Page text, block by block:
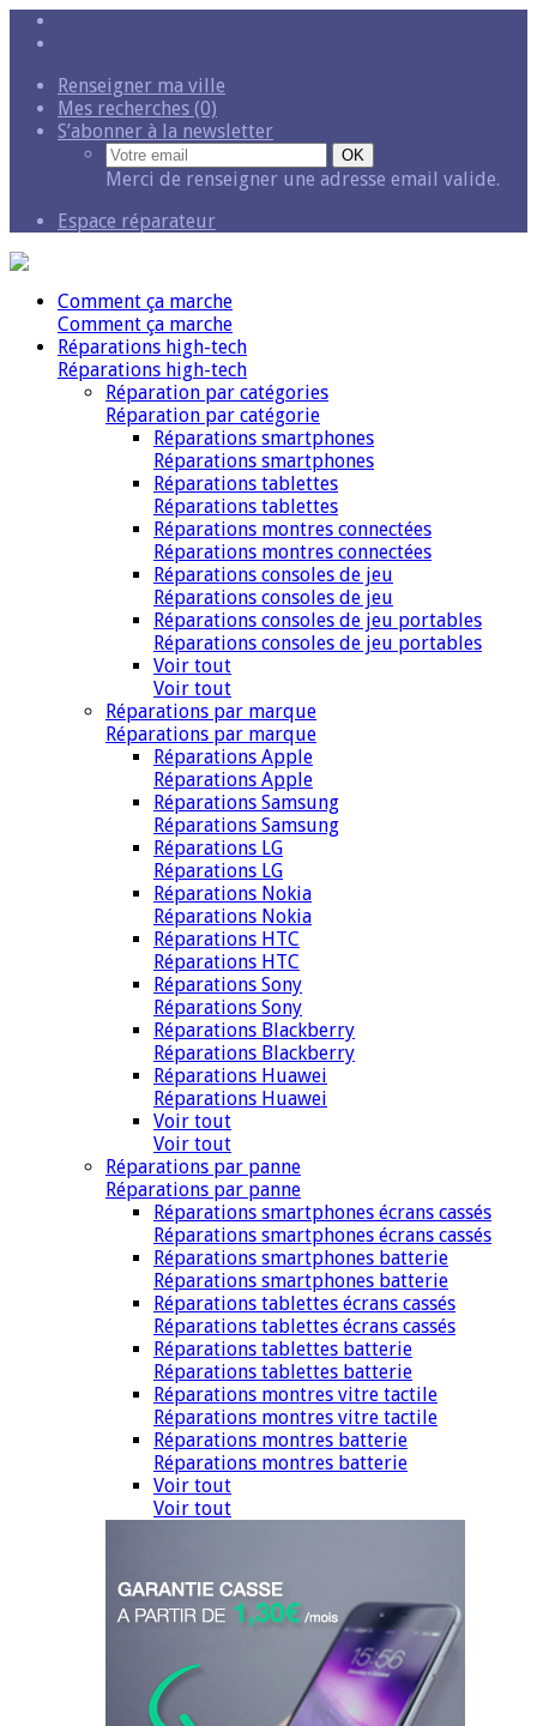
Renseigner ma ville
Mes recherches (0)
S’abonner à la newsletter
Merci de renseigner une adresse email valide.
Espace réparateur
Comment ça marche
Comment ça marche
Réparations high-tech
Réparations high-tech
Réparation par catégories
Réparation par catégorie
Réparations smartphones
Réparations smartphones
Réparations tablettes
Réparations tablettes
Réparations montres connectées
Réparations montres connectées
Réparations consoles de jeu
Réparations consoles de jeu
Réparations consoles de jeu portables
Réparations consoles de jeu portables
Voir tout
Voir tout
Réparations par marque
Réparations par marque
Réparations Apple
Réparations Apple
Réparations Samsung
Réparations Samsung
Réparations LG
Réparations LG
Réparations Nokia
Réparations Nokia
Réparations HTC
Réparations HTC
Réparations Sony
Réparations Sony
Réparations Blackberry
Réparations Blackberry
Réparations Huawei
Réparations Huawei
Voir tout
Voir tout
Réparations par panne
Réparations par panne
Réparations smartphones écrans cassés
Réparations smartphones écrans cassés
Réparations smartphones batterie
Réparations smartphones batterie
Réparations tablettes écrans cassés
Réparations tablettes écrans cassés
Réparations tablettes batterie
Réparations tablettes batterie
Réparations montres vitre tactile
Réparations montres vitre tactile
Réparations montres batterie
Réparations montres batterie
Voir tout
Voir tout